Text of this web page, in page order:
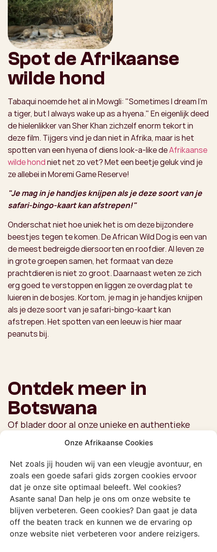
Onze Afrikaanse Cookies
Net zoals jij houden wij van een vleugje avontuur, en
zoals een goede safari gids zorgen cookies ervoor
dat je onze site optimaal beleeft. Wel cookies?
Asante sana! Dan help je ons om onze website te
blijven verbeteren. Geen cookies? Dan gaat je data
off the beaten track en kunnen we de ervaring op
onze website niet verbeteren voor andere reizigers.
Spot de Afrikaanse
wilde hond
Tabaqui noemde het al in Mowgli: "Sometimes I dream I'm
a tiger, but I always wake up as a hyena." En eigenlijk deed
de hielenlikker van Sher Khan zichzelf enorm tekort in
deze film. Tijgers vind je dan niet in Afrika, maar is het
spotten van een hyena of diens look-a-like deAfrikaanse
wilde hondniet net zo vet? Met een beetje geluk vind je
ze allebei in Moremi Game Reserve!
"Je mag in je handjes knijpen als je deze soort van je
safari-bingo-kaart kan afstrepen!"
Onderschat niet hoe uniek het is om deze bijzondere
beestjes tegen te komen. De African Wild Dog is een van
de meest bedreigde diersoorten en roofdier. Al leven ze
in grote groepen samen, het formaat van deze
prachtdieren is niet zo groot. Daarnaast weten ze zich
erg goed te verstoppen en liggen ze overdag plat te
luieren in de bosjes. Kortom, je mag in je handjes knijpen
als je deze soort van je safari-bingo-kaart kan
afstrepen. Het spotten van een leeuw is hier maar
peanuts bij.
Ontdek meer in
Botswana
Of blader door al onze unieke en authentieke
Ervaring
Mokoro trip
Glijd in een uitgeholde boomstam door